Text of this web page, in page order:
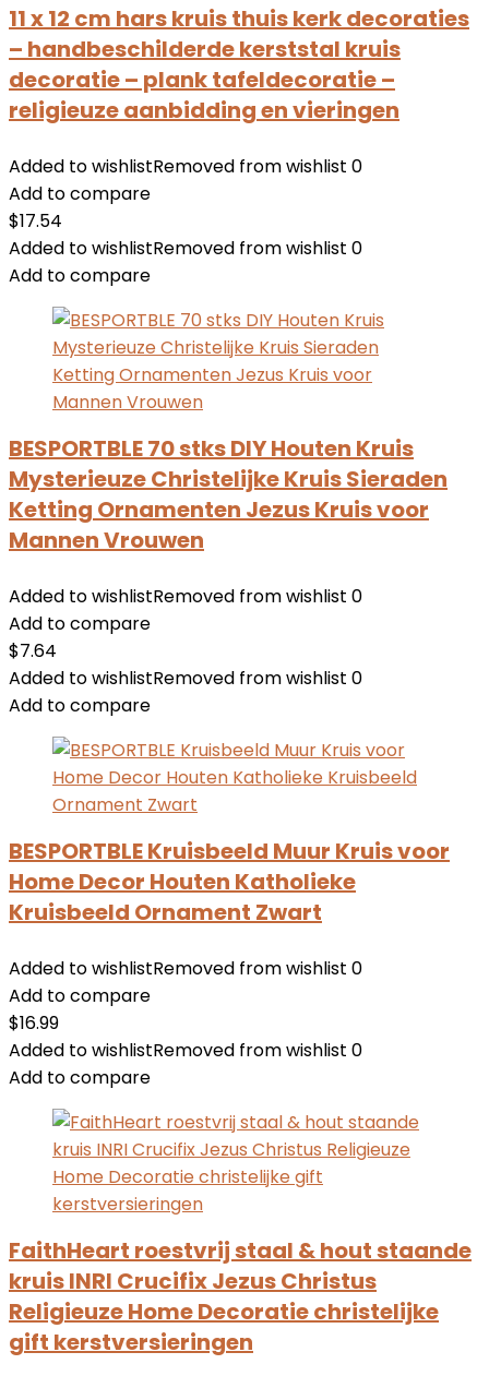
11 x 12 cm hars kruis thuis kerk decoraties
– handbeschilderde kerststal kruis
decoratie – plank tafeldecoratie –
religieuze aanbidding en vieringen
Added to wishlistRemoved from wishlist 0
Add to compare
$17.54
Added to wishlistRemoved from wishlist 0
Add to compare
BESPORTBLE 70 stks DIY Houten Kruis
Mysterieuze Christelijke Kruis Sieraden
Ketting Ornamenten Jezus Kruis voor
Mannen Vrouwen
Added to wishlistRemoved from wishlist 0
Add to compare
$7.64
Added to wishlistRemoved from wishlist 0
Add to compare
BESPORTBLE Kruisbeeld Muur Kruis voor
Home Decor Houten Katholieke
Kruisbeeld Ornament Zwart
Added to wishlistRemoved from wishlist 0
Add to compare
$16.99
Added to wishlistRemoved from wishlist 0
Add to compare
FaithHeart roestvrij staal & hout staande
kruis INRI Crucifix Jezus Christus
Religieuze Home Decoratie christelijke
gift kerstversieringen